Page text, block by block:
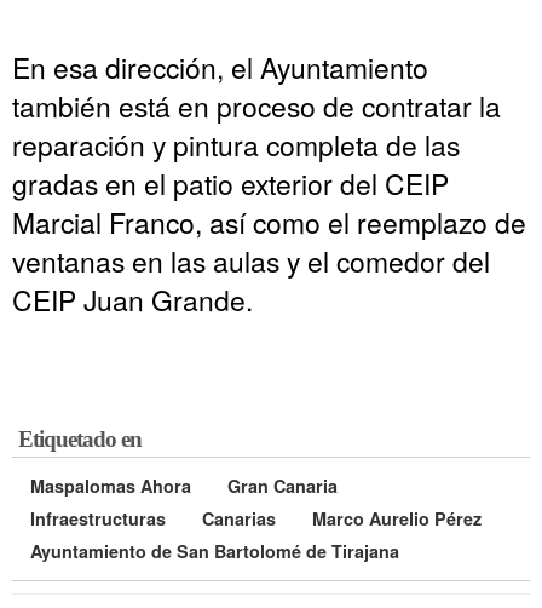
En esa dirección, el Ayuntamiento
también está en proceso de contratar la
reparación y pintura completa de las
gradas en el patio exterior del CEIP
Marcial Franco, así como el reemplazo de
ventanas en las aulas y el comedor del
CEIP Juan Grande.
Etiquetado en
Maspalomas Ahora
Gran Canaria
Infraestructuras
Canarias
Marco Aurelio Pérez
Ayuntamiento de San Bartolomé de Tirajana